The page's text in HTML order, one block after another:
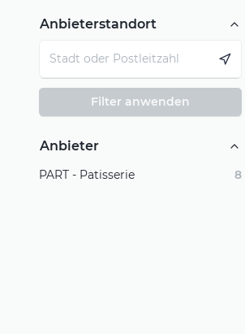
Anbieterstandort
Filter anwenden
Anbieter
PART - Patisserie 8